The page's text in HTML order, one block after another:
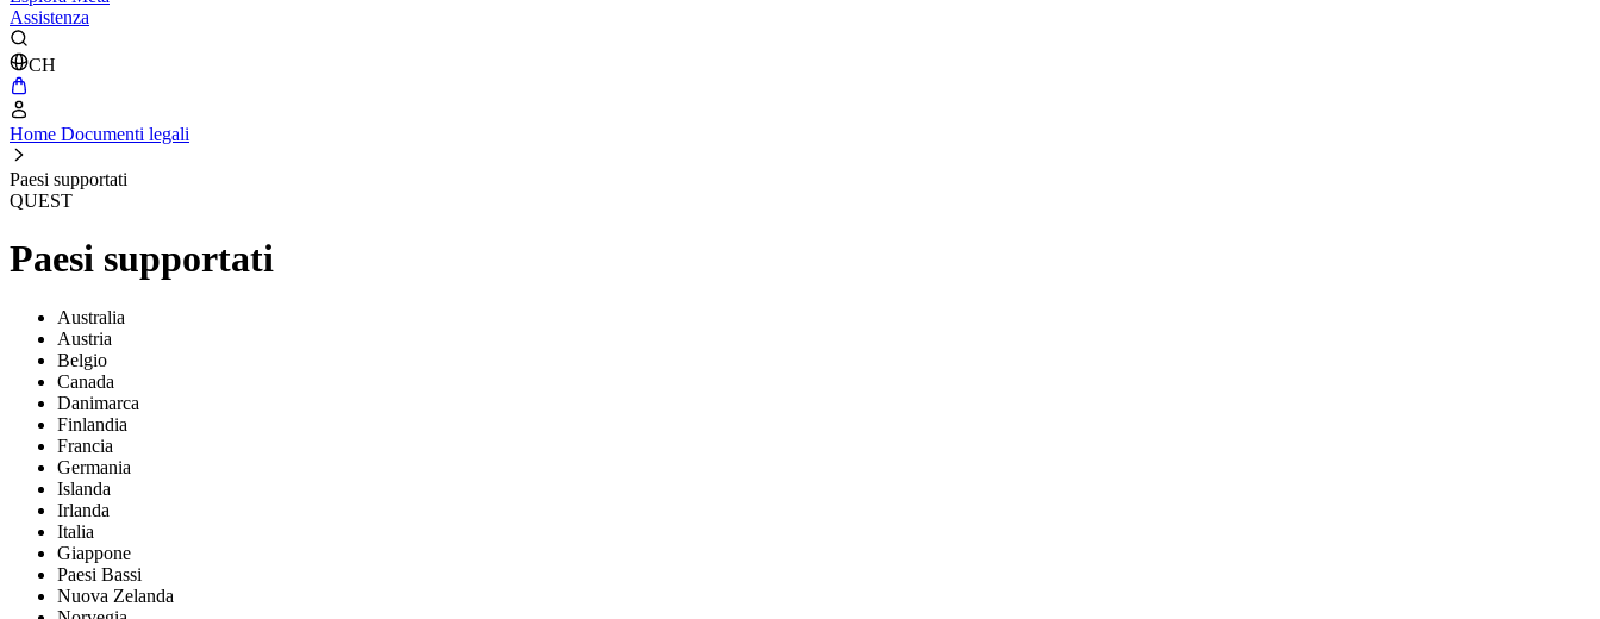
Assistenza
CH
Home Documenti legali
Paesi supportati
QUEST
Paesi supportati
Australia
Austria
Belgio
Canada
Danimarca
Finlandia
Francia
Germania
Islanda
Irlanda
Italia
Giappone
Paesi Bassi
Nuova Zelanda